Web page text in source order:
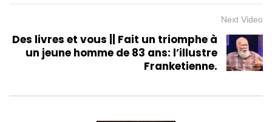
Next Video
Des livres et vous || Fait un triomphe à
un jeune homme de 83 ans: l’illustre
Franketienne.